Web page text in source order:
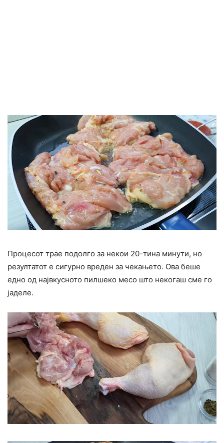
Процесот трае подолго за некои 20-тина минути, но
резултатот е сигурно вреден за чекањето. Ова беше
едно од највкусното пилшеко месо што некогаш сме го
јаделе.